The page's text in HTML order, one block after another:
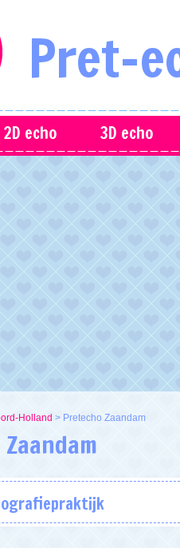
Pret-
2D echo 3D echo
Holland > Pretecho Zaandam